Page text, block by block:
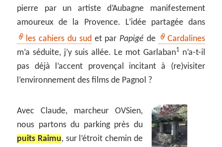
pierre par un artiste d’Aubagne manifestement
amoureux de la Provence. L’idée partagée dans
les cahiers du sud et par Papigé de
Cardalines
m’a séduite, j’y suis allée. Le mot Garlaban1n’a-t-il
pas déjà l’accent provençal incitant à (re)visiter
l’environnement des films de Pagnol ?
Avec Claude, marcheur OVSien,
nous partons du parking près du
puits Raimu, sur l’étroit chemin de